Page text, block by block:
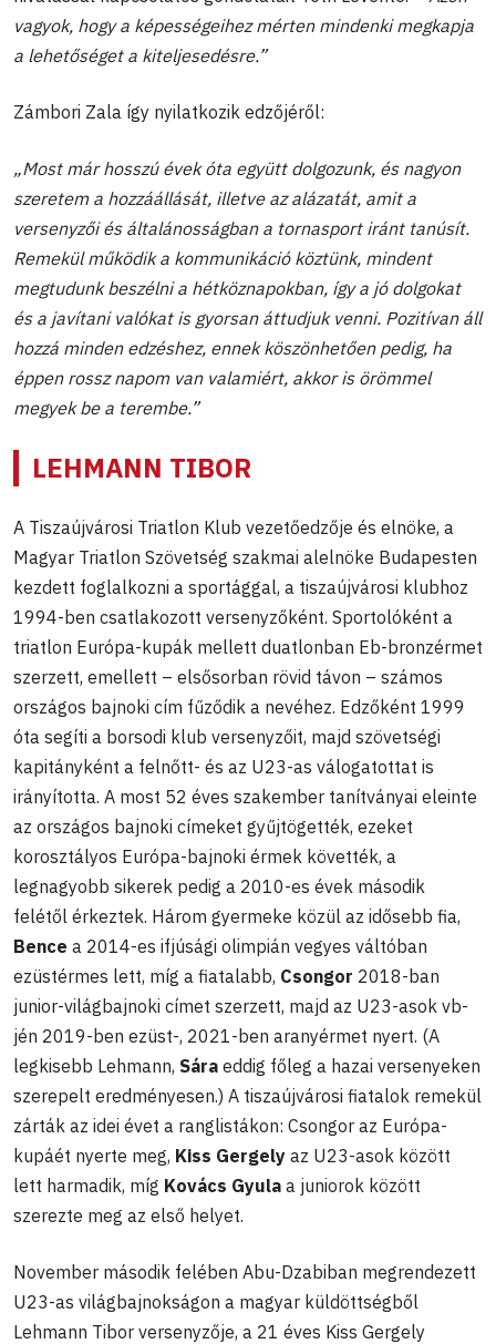
vagyok, hogy a képességeihez mérten mindenki megkapja
a lehetőséget a kiteljesedésre.”
Zámbori Zala így nyilatkozik edzőjéről:
„Most már hosszú évek óta együtt dolgozunk, és nagyon
szeretem a hozzáállását, illetve az alázatát, amit a
versenyzői és általánosságban a tornasport iránt tanúsít.
Remekül működik a kommunikáció köztünk, mindent
megtudunk beszélni a hétköznapokban, így a jó dolgokat
és a javítani valókat is gyorsan áttudjuk venni. Pozitívan áll
hozzá minden edzéshez, ennek köszönhetően pedig, ha
éppen rossz napom van valamiért, akkor is örömmel
megyek be a terembe.”
LEHMANN TIBOR
A Tiszaújvárosi Triatlon Klub vezetőedzője és elnöke, a
Magyar Triatlon Szövetség szakmai alelnöke Budapesten
kezdett foglalkozni a sportággal, a tiszaújvárosi klubhoz
1994-ben csatlakozott versenyzőként. Sportolóként a
triatlon Európa-kupák mellett duatlonban Eb-bronzérmet
szerzett, emellett – elsősorban rövid távon – számos
országos bajnoki cím fűződik a nevéhez. Edzőként 1999
óta segíti a borsodi klub versenyzőit, majd szövetségi
kapitányként a felnőtt- és az U23-as válogatottat is
irányította. A most 52 éves szakember tanítványai eleinte
az országos bajnoki címeket gyűjtögették, ezeket
korosztályos Európa-bajnoki érmek követték, a
legnagyobb sikerek pedig a 2010-es évek második
felétől érkeztek. Három gyermeke közül az idősebb fia,
Bence a 2014-es ifjúsági olimpián vegyes váltóban
ezüstérmes lett, míg a fiatalabb, Csongor 2018-ban
junior-világbajnoki címet szerzett, majd az U23-asok vb-
jén 2019-ben ezüst-, 2021-ben aranyérmet nyert. (A
legkisebb Lehmann, Sára eddig főleg a hazai versenyeken
szerepelt eredményesen.) A tiszaújvárosi fiatalok remekül
zárták az idei évet a ranglistákon: Csongor az Európa-
kupáét nyerte meg, Kiss Gergely az U23-asok között
lett harmadik, míg Kovács Gyula a juniorok között
szerezte meg az első helyet.
November második felében Abu-Dzabiban megrendezett
U23-as világbajnokságon a magyar küldöttségből
Lehmann Tibor versenyzője, a 21 éves Kiss Gergely